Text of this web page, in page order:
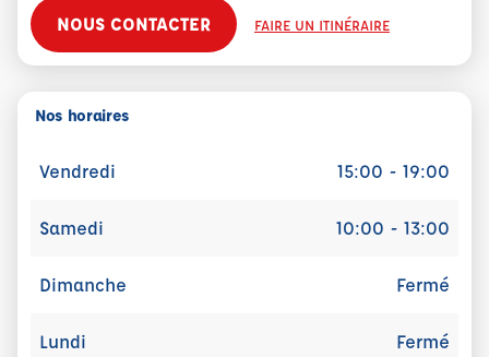
NOUS CONTACTER FAIRE UN ITINÉRAIRE
Nos horaires
Vendredi 15:00 - 19:00
Samedi 10:00 - 13:00
Dimanche Fermé
Lundi Fermé